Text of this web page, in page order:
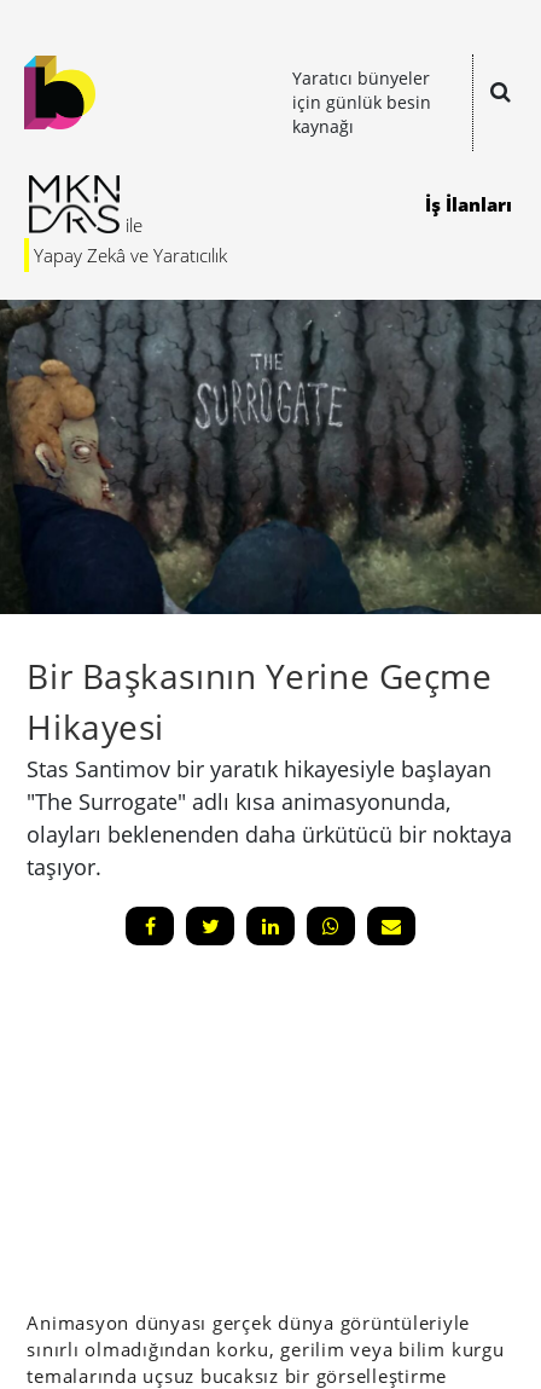
Yaratıcı bünyeler
için günlük besin
kaynağı
Yapay Zekâ ve Yaratıcılık
İş İlanları
Bir Başkasının Yerine Geçme
Hikayesi
Stas Santimov bir yaratık hikayesiyle başlayan
"The Surrogate" adlı kısa animasyonunda,
olayları beklenenden daha ürkütücü bir noktaya
taşıyor.
Animasyon dünyası gerçek dünya görüntüleriyle
sınırlı olmadığından korku, gerilim veya bilim kurgu
temalarında uçsuz bucaksız bir görselleştirme